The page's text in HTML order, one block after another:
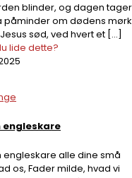
blinder, og dagen tager
påminder om dødens
sød, ved hvert et […]
lide dette?
engleskare
engleskare alle dine små
os, Fader milde, hvad vi